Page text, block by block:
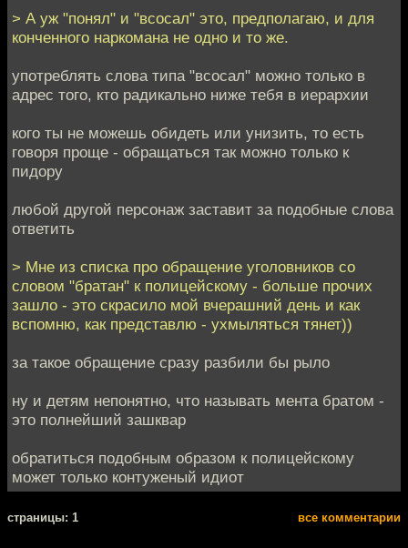
> А уж "понял" и "всосал" это, предполагаю, и для
конченного наркомана не одно и то же.
употреблять слова типа "всосал" можно только в
адрес того, кто радикально ниже тебя в иерархии
кого ты не можешь обидеть или унизить, то есть
говоря проще - обращаться так можно только к
пидору
любой другой персонаж заставит за подобные слова
ответить
> Мне из списка про обращение уголовников со
словом "братан" к полицейскому - больше прочих
зашло - это скрасило мой вчерашний день и как
вспомню, как представлю - ухмыляться тянет))
за такое обращение сразу разбили бы рыло
ну и детям непонятно, что называть мента братом -
это полнейший зашквар
обратиться подобным образом к полицейскому
может только контуженый идиот
cтраницы: 1 все комментарии